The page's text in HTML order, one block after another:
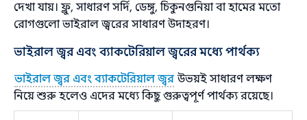
দেখা যায়। ফ্লু, সাধারণ সর্দি, ডেঙ্গু, চিকুনগুনিয়া বা হামের মতো
রোগগুলো ভাইরাল জ্বরের সাধারণ উদাহরণ।
ভাইরাল জ্বর এবং ব্যাকটেরিয়াল জ্বরের মধ্যে পার্থক্য
ভাইরাল জ্বর এবং ব্যাকটেরিয়াল জ্বর উভয়ই সাধারণ লক্ষণ
নিয়ে শুরু হলেও এদের মধ্যে কিছু গুরুত্বপূর্ণ পার্থক্য রয়েছে।